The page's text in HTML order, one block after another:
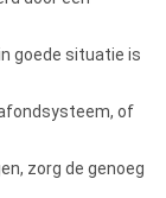
goede situatie is
of
zorg de genoeg